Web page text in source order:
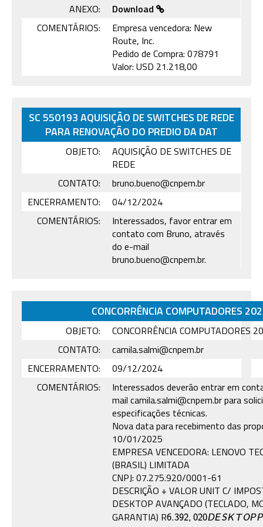
ANEXO:
Download
COMENTÁRIOS:
Empresa vencedora: New
Route, Inc.
Pedido de Compra: 078791
Valor: USD 21.218,00
SC 550193 AQUISIÇÃO DE SWITCHES DE REDE
PARA RENOVAÇÃO DO PREDIO DA DAT
OBJETO:
AQUISIÇÃO DE SWITCHES DE
REDE
CONTATO:
bruno.bueno@cnpem.br
ENCERRAMENTO:
04/12/2024
COMENTÁRIOS:
Interessados, favor entrar em
contato com Bruno, através
do e-mail
bruno.bueno@cnpem.br.
CONCORRÊNCIA COMPUTADORES
OBJETO:
CONCORRÊNCIA COMPUTADORES
CONTATO:
camila.salmi@cnpem.br
ENCERRAMENTO:
09/12/2024
COMENTÁRIOS:
Interessados deverão entrar em
mail camila.salmi@cnpem.br para
especificações técnicas.
Nova data para recebimento das
10/01/2025
EMPRESA VENCEDORA: LENOVO
(BRASIL) LIMITADA
CNPJ: 07.275.920/0001-61
DESCRIÇÃO + VALOR UNIT C/
DESKTOP AVANÇADO (TECLADO,
GARANTIA) R6.392, 020DESK TOPP
6.392,020DESKTOPPA